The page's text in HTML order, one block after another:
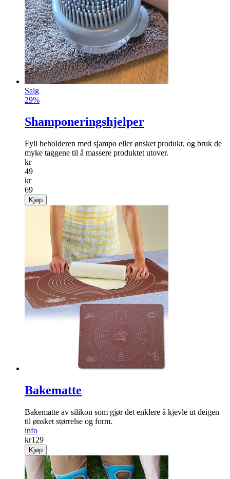
Salg
29%
Shamponeringshjelper
Fyll beholderen med sjampo eller ønsket produkt, og bruk de
myke taggene til å massere produktet utover.
kr
49
kr
69
Kjøp
Bakematte
Bakematte av silikon som gjør det enklere å kjevle ut deigen
til ønsket størrelse og form.
info
kr129
Kjøp